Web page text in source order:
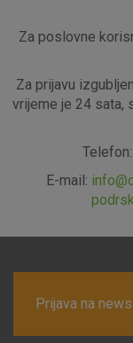
Za poslovne
Za prijavu
vrijeme je 24 sata,
Telefon:
E-mail:
Prijava na